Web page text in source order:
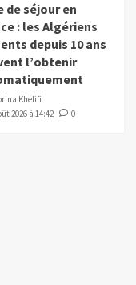
de séjour en
: les Algériens
depuis 10 ans
l’obtenir
Khelifi
2026 à 14:42
0